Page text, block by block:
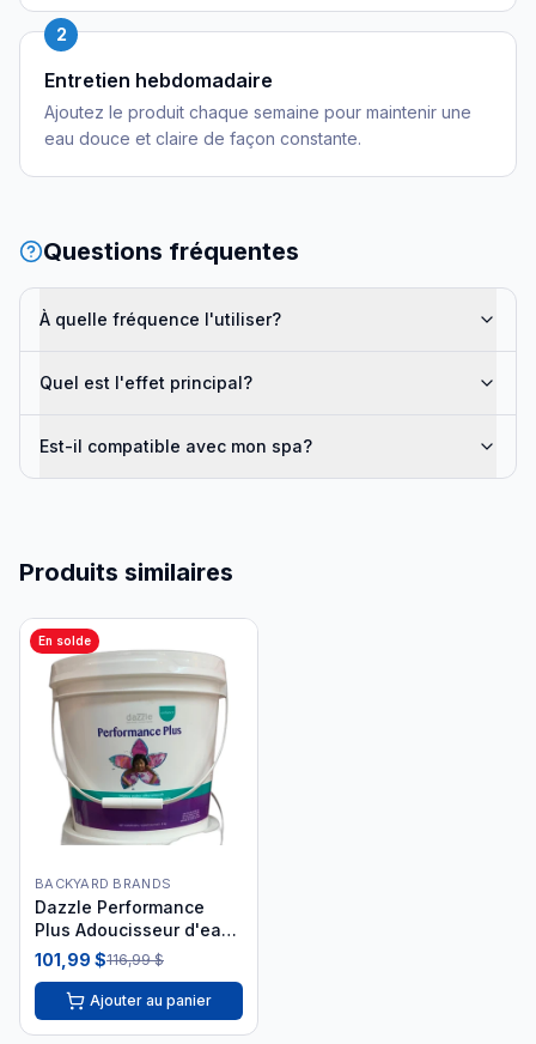
2
Entretien hebdomadaire
Ajoutez le produit chaque semaine pour maintenir une
eau douce et claire de façon constante.
Questions fréquentes
À quelle fréquence l'utiliser?
Quel est l'effet principal?
Est-il compatible avec mon spa?
Produits similaires
En solde
BACKYARD BRANDS
Dazzle Performance
Plus Adoucisseur d'eau
8kg DAZ05001
101,99 $116,99 $
Ajouter au panier